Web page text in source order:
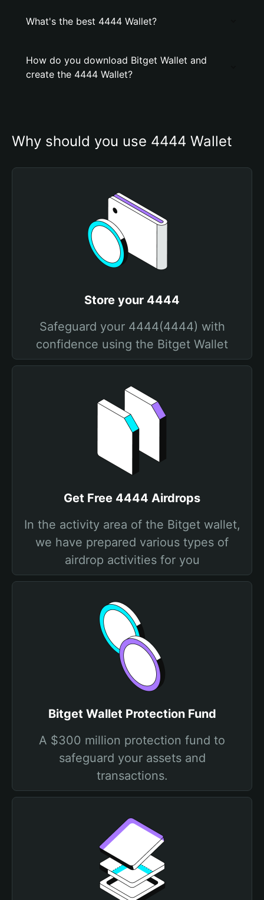
What's the best 4444 Wallet?
How do you download Bitget Wallet and
create the 4444 Wallet?
Why should you use 4444 Wallet
Store your 4444
Safeguard your 4444(4444) with
confidence using the Bitget Wallet
Get Free 4444 Airdrops
In the activity area of the Bitget wallet,
we have prepared various types of
airdrop activities for you
Bitget Wallet Protection Fund
A $300 million protection fund to
safeguard your assets and
transactions.